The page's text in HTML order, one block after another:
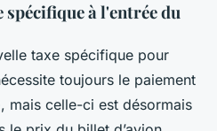
à l'entrée du
taxe spécifique pour
toujours le paiement
, mais celle-ci est désormais